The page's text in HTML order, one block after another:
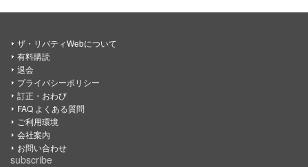
ザ・リバティWebについて
有料購読
退会
プライバシーポリシー
訂正・おわび
FAQ よくある質問
ご利用環境
会社案内
お問い合わせ
subscribe